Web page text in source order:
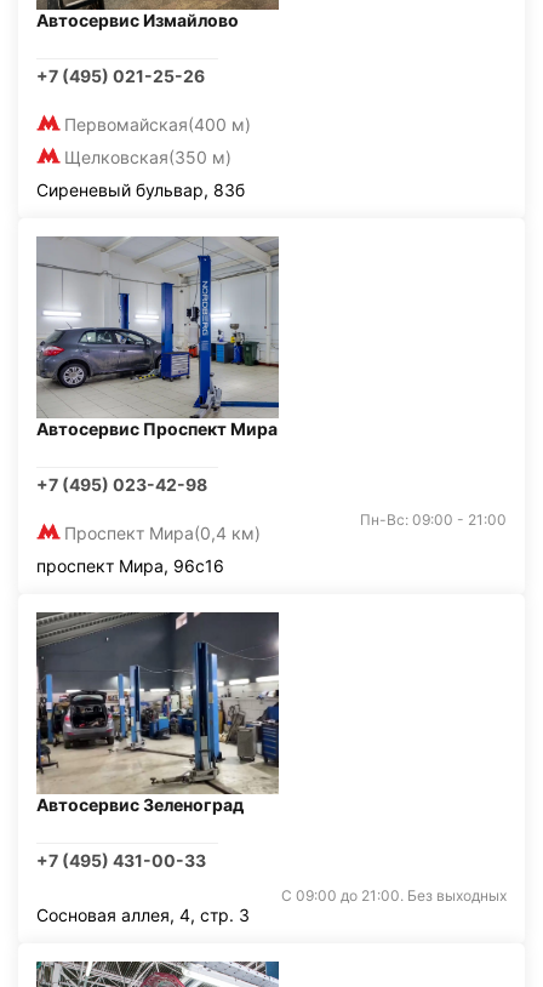
Автосервис Измайлово
+7 (495) 021-25-26
Первомайская(400 м)
Щелковская(350 м)
Сиреневый бульвар, 83б
Автосервис Проспект Мира
+7 (495) 023-42-98
Проспект Мира(0,4 км)
Пн-Вс: 09:00 - 21:00
проспект Мира, 96с16
Автосервис Зеленоград
+7 (495) 431-00-33
С 09:00 до 21:00. Без выходных
Сосновая аллея, 4, стр. 3